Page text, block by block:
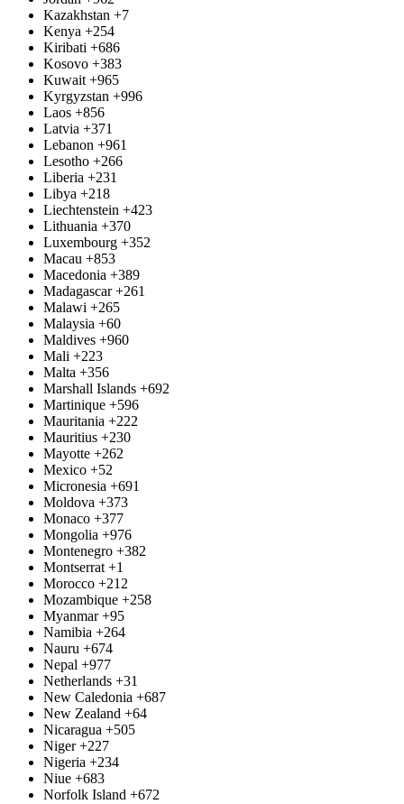
Kazakhstan +7
Kenya +254
Kiribati +686
Kosovo +383
Kuwait +965
Kyrgyzstan +996
Laos +856
Latvia +371
Lebanon +961
Lesotho +266
Liberia +231
Libya +218
Liechtenstein +423
Lithuania +370
Luxembourg +352
Macau +853
Macedonia +389
Madagascar +261
Malawi +265
Malaysia +60
Maldives +960
Mali +223
Malta +356
Marshall Islands +692
Martinique +596
Mauritania +222
Mauritius +230
Mayotte +262
Mexico +52
Micronesia +691
Moldova +373
Monaco +377
Mongolia +976
Montenegro +382
Montserrat +1
Morocco +212
Mozambique +258
Myanmar +95
Namibia +264
Nauru +674
Nepal +977
Netherlands +31
New Caledonia +687
New Zealand +64
Nicaragua +505
Niger +227
Nigeria +234
Niue +683
Norfolk Island +672